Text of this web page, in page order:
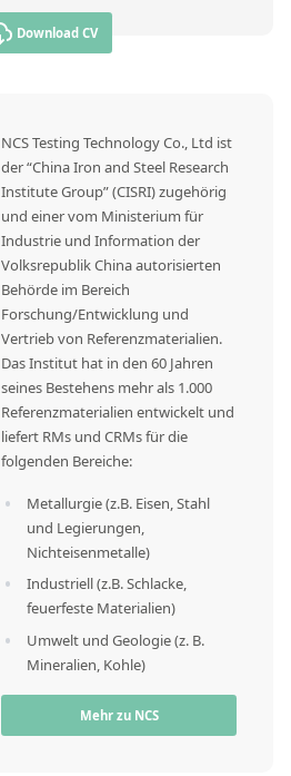
Download CV
NCS Testing Technology Co., Ltd ist
der “China Iron and Steel Research
Institute Group” (CISRI) zugehörig
und einer vom Ministerium für
Industrie und Information der
Volksrepublik China autorisierten
Behörde im Bereich
Forschung/Entwicklung und
Vertrieb von Referenzmaterialien.
Das Institut hat in den 60 Jahren
seines Bestehens mehr als 1.000
Referenzmaterialien entwickelt und
liefert RMs und CRMs für die
folgenden Bereiche:
Metallurgie (z.B. Eisen, Stahl
und Legierungen,
Nichteisenmetalle)
Industriell (z.B. Schlacke,
feuerfeste Materialien)
Umwelt und Geologie (z. B.
Mineralien, Kohle)
Mehr zu NCS